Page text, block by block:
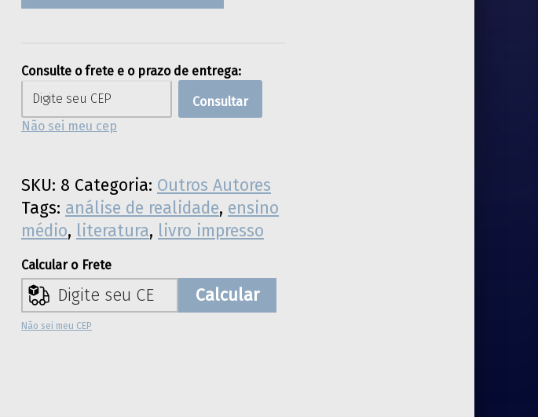
Consulte o frete e o prazo de entrega:
Consultar
Não sei meu cep
SKU: 8 Categoria: Outros Autores
Tags: análise de realidade, ensino
médio, literatura, livro impresso
Calcular o Frete
Calcular
Não sei meu CEP